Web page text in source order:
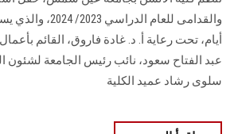
والقدامى للعام
أيام، تحت رعاية أ. د. غادة فاروق، القائم
عبد الفتاح سعود، نائب رئيس الجامعة لشئون
سلوى رشاد عميد الكلية